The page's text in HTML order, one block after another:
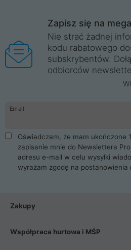
Wrocław, Poznań, Legnica,
Trzebnica, Opole. Szybka i
ProLine to polska firma ze 100%
legalnie i płacimy podatki w naszym
główną w Mirkowie oraz salony na
komunikacja ze sklepem
danych osobowych. Dlatego
ProLine to czysta przyjemność i
Zaopatrzysz się u nas w akcesoria i
takie jak procesory, karty graficzne,
dyski SSD, M.2 oraz HDD. Nasi
najlepszy zasilacz komputerowy
Poza komputerami mamy również
Smartfony takich producentów jak
wentylatory. Na koniec mając już to
Zapisz się na
Nie strać żadnej
kodu rabatowego
subskrybentów.
odbiorców
Email
Oświadczam, że mam ukończone
zapisanie mnie do Newslettera
adresu e-mail w celu wysyłki
wyrażam zgodę na postanowienia
Zakupy
Współpraca hurtowa i MŚP